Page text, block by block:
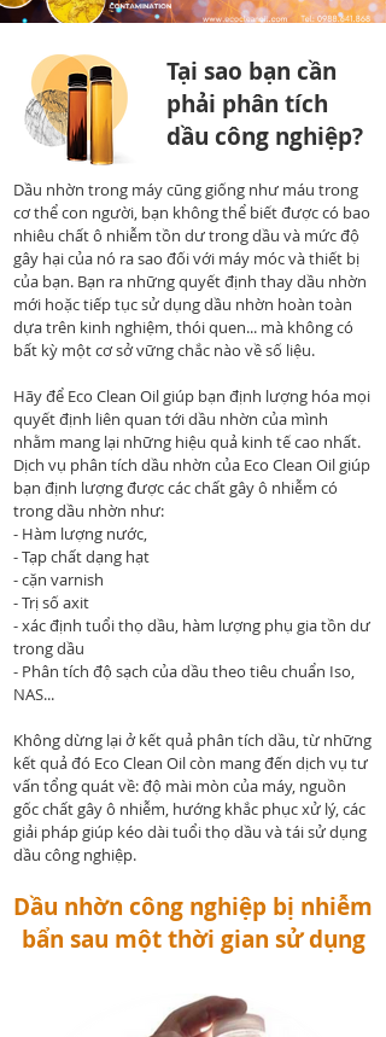
Tại sao bạn cần
phải phân tích
dầu công nghiệp?
Dầu nhờn trong máy cũng giống như máu trong
cơ thể con người, bạn không thể biết được có bao
nhiêu chất ô nhiễm tồn dư trong dầu và mức độ
gây hại của nó ra sao đối với máy móc và thiết bị
của bạn. Bạn ra những quyết định thay dầu nhờn
mới hoặc tiếp tục sử dụng dầu nhờn hoàn toàn
dựa trên kinh nghiệm, thói quen... mà không có
bất kỳ một cơ sở vững chắc nào về số liệu.
Hãy để Eco Clean Oil giúp bạn định lượng hóa mọi
quyết định liên quan tới dầu nhờn của mình
nhằm mang lại những hiệu quả kinh tế cao nhất.
Dịch vụ phân tích dầu nhờn của Eco Clean Oil giúp
bạn định lượng được các chất gây ô nhiễm có
trong dầu nhờn như:
- Hàm lượng nước,
- Tạp chất dạng hạt
- cặn varnish
- Trị số axit
- xác định tuổi thọ dầu, hàm lượng phụ gia tồn dư
trong dầu
- Phân tích độ sạch của dầu theo tiêu chuẩn Iso,
NAS...
Không dừng lại ở kết quả phân tích dầu, từ những
kết quả đó Eco Clean Oil còn mang đến dịch vụ tư
vấn tổng quát về: độ mài mòn của máy, nguồn
gốc chất gây ô nhiễm, hướng khắc phục xử lý, các
giải pháp giúp kéo dài tuổi thọ dầu và tái sử dụng
dầu công nghiệp.
Dầu nhờn công nghiệp bị nhiễm
bẩn sau một thời gian sử dụng